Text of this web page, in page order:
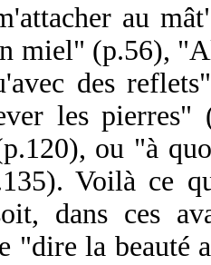
au
miel" (p.56),
des
les pierres"
ou "à
Voilà ce
dans ces
"dire la beauté